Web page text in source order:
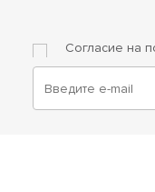
Согласие на